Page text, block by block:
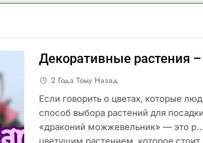
Декоративные растения
2 Года Тому Назад
Если говорить о цветах, которые
способ выбора растений для
«драконий можжевельник» — это